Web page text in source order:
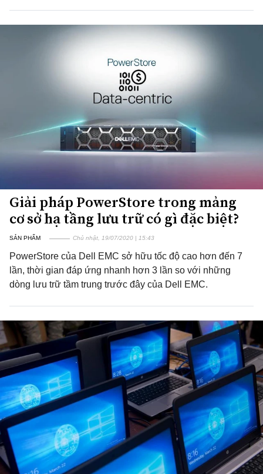
Giải pháp PowerStore trong mảng
cơ sở hạ tầng lưu trữ có gì đặc biệt?
SẢN PHẨM Chủ nhật, 19/07/2020 | 15:43
PowerStore của Dell EMC sở hữu tốc độ cao hơn đến 7
lần, thời gian đáp ứng nhanh hơn 3 lần so với những
dòng lưu trữ tầm trung trước đây của Dell EMC.